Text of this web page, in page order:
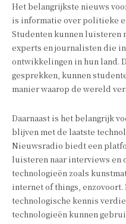
Het belangrijkste nieuws
is informatie over politieke
Studenten kunnen
experts en journalisten die
ontwikkelingen in hun land.
gesprekken, kunnen
manier waarop de wereld
Daarnaast is het belangrijk
blijven met de laatste
Nieuwsradio biedt een
luisteren naar interviews en
technologieën zoals
internet of things,
technologische kennis
technologieën kunnen